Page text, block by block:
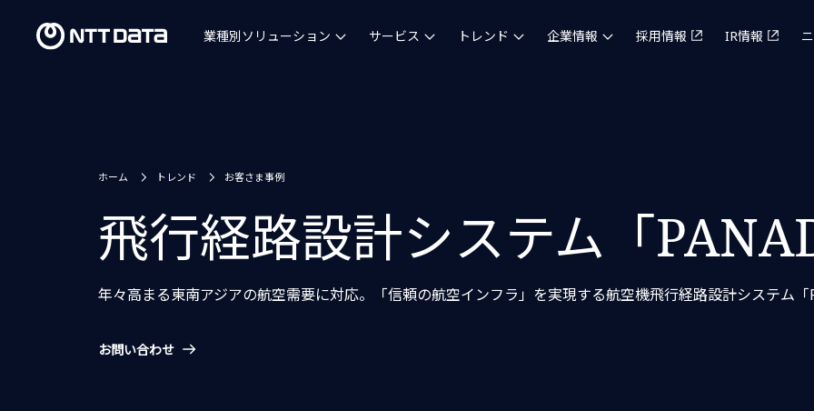
業種別ソリューション サービス トレンド 企業情報 採用情報 IR情報
ホーム トレンド お客さま事例
飛行経路設計システム「
年々高まる東南アジアの航空需要に対応。「信頼の航空インフラ」を実現する航空機飛行経路設計システム
お問い合わせ